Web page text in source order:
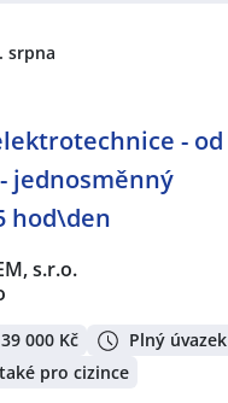
srpna
- od
- jednosměnný
hod\den
s.r.o.
000 Kč
Plný úvazek
pro cizince